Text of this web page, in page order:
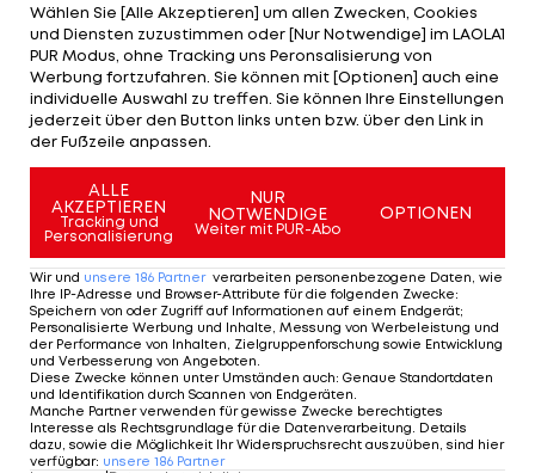
Spieler?
Letsch:Sie braucht keine neuen Spieler, aber sie
wird logischerweise die Augen offen halten. Wir
sind nicht aktiv auf der Suche, wenn, dann wird
leicht nachjustiert.
LAOLA1:Nehmen wir mal an, ein Austria-Fan hat
ein Jahr in Australien verbracht, hat in dieser Zeit
kein Spiel gesehen, und kommt jetzt zurück. Wie
würden Sie ihm die Identität der Austria
beschreiben? Wofür steht die Austria auf dem
Feld?
Letsch:Wir haben diese Thematik vor kurzem erst
Wählen Sie [Alle Akzeptieren] um allen Zwecken, Cookies
und Diensten zuzustimmen oder [Nur Notwendige] im LAOLA1
PUR Modus, ohne Tracking uns Peronsalisierung von
Werbung fortzufahren. Sie können mit [Optionen] auch eine
individuelle Auswahl zu treffen. Sie können Ihre Einstellungen
jederzeit über den Button links unten bzw. über den Link in
der Fußzeile anpassen.
ALLE
AKZEPTIEREN
Tracking und
Personalisierung
NUR
NOTWENDIGE
Weiter mit PUR-Abo
OPTIONEN
Wir und unsere 186 Partner verarbeiten personenbezogene Daten, wie
Ihre IP-Adresse und Browser-Attribute für die folgenden Zwecke:
Speichern von oder Zugriff auf Informationen auf einem Endgerät;
Personalisierte Werbung und Inhalte, Messung von Werbeleistung und
der Performance von Inhalten, Zielgruppenforschung sowie Entwicklung
und Verbesserung von Angeboten
Diese Zwecke können unter Umständen auch: Genaue Standortdaten
und Identifikation durch Scannen von Endgeräten
Manche Partner verwenden für gewisse Zwecke berechtigtes
Interesse als Rechtsgrundlage für die Datenverarbeitung. Details
dazu, sowie die Möglichkeit Ihr Widerspruchsrecht auszuüben, sind hier
verfügbar: unsere 186 Partner